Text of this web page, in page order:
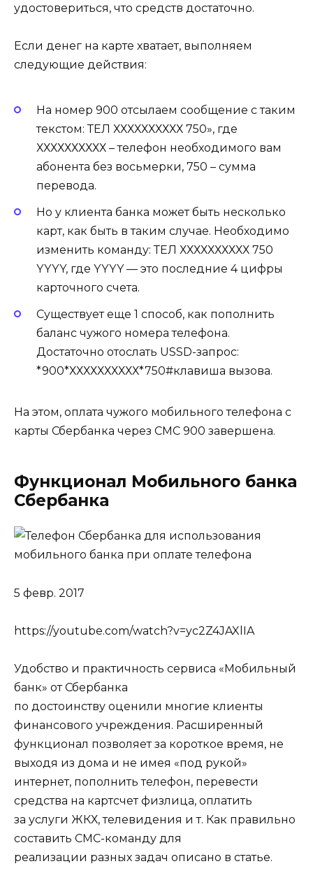
удостовериться, что средств достаточно.
Если денег на карте хватает, выполняем
следующие действия:
На номер 900 отсылаем сообщение с таким
текстом: ТЕЛ ХХХХХХХХХХ 750», где
ХХХХХХХХХХ – телефон необходимого вам
абонента без восьмерки, 750 – сумма
перевода.
Но у клиента банка может быть несколько
карт, как быть в таким случае. Необходимо
изменить команду: ТЕЛ ХХХХХХХХХХ 750
YYYY, где YYYY — это последние 4 цифры
карточного счета.
Существует еще 1 способ, как пополнить
баланс чужого номера телефона.
Достаточно отослать USSD-запрос:
*900*ХХХХХХХХХХ*750#клавиша вызова.
На этом, оплата чужого мобильного телефона с
карты Сбербанка через СМС 900 завершена.
Функционал Мобильного банка
Сбербанка
5 февр. 2017
https://youtube.com/watch?v=yc2Z4JAXlIA
Удобство и практичность сервиса «Мобильный
банк» от Сбербанка
по достоинству оценили многие клиенты
финансового учреждения. Расширенный
функционал позволяет за короткое время, не
выходя из дома и не имея «под рукой»
интернет, пополнить телефон, перевести
средства на картсчет физлица, оплатить
за услуги ЖКХ, телевидения и т. Как правильно
составить СМС-команду для
реализации разных задач описано в статье.